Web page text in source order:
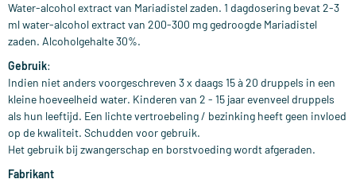
Water-alcohol extract van Mariadistel zaden. 1 dagdosering bevat 2-3
ml water-alcohol extract van 200-300 mg gedroogde Mariadistel
zaden. Alcoholgehalte 30%.
Gebruik:
Indien niet anders voorgeschreven 3 x daags 15 à 20 druppels in een
kleine hoeveelheid water. Kinderen van 2 - 15 jaar evenveel druppels
als hun leeftijd. Een lichte vertroebeling / bezinking heeft geen invloed
op de kwaliteit. Schudden voor gebruik.
Het gebruik bij zwangerschap en borstvoeding wordt afgeraden.
Fabrikant